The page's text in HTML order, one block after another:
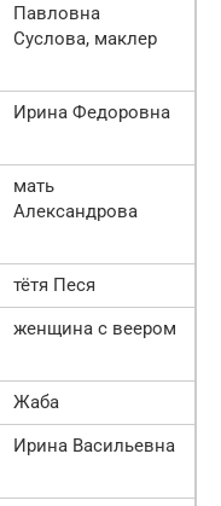
Павловна
Суслова, маклер
Ирина Федоровна
мать
Александрова
тётя Песя
женщина с веером
Жаба
Ирина Васильевна